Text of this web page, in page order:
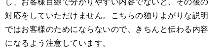
対応をしていただけません。こちらの独りよがりな説明
ではお客様のためにならないので、きちんと伝わる内容
になるよう注意しています。